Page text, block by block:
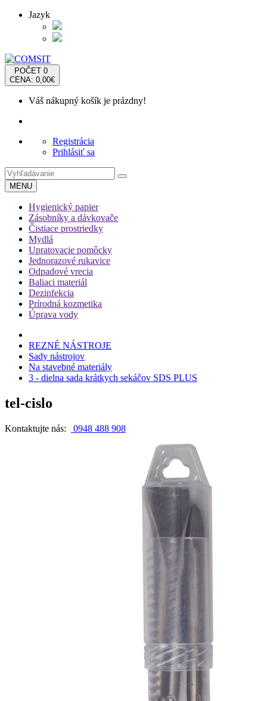
Jazyk
POČET 0
CENA: 0,00€
Váš nákupný košík je prázdny!
Registrácia
Prihlásiť sa
MENU
Hygienický papier
Zásobníky a dávkovače
Čistiace prostriedky
Mydlá
Upratovacie pomôcky
Jednorazové rukavice
Odpadové vrecia
Baliaci materiál
Dezinfekcia
Prírodná kozmetika
Úprava vody
REZNÉ NÁSTROJE
Sady nástrojov
Na stavebné materiály
3 - dielna sada krátkych sekáčov SDS PLUS
tel-cislo
Kontaktujte nás: 0948 488 908